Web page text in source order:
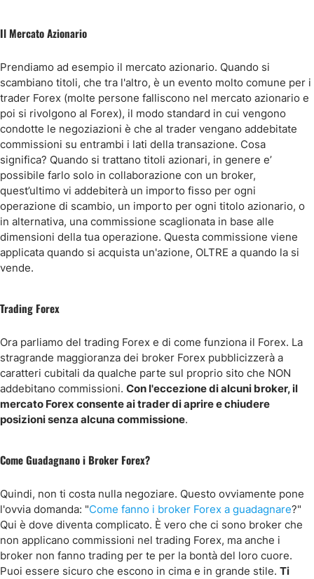
Il Mercato Azionario
Prendiamo ad esempio il mercato azionario. Quando si
scambiano titoli, che tra l'altro, è un evento molto comune per i
trader Forex (molte persone falliscono nel mercato azionario e
poi si rivolgono al Forex), il modo standard in cui vengono
condotte le negoziazioni è che al trader vengano addebitate
commissioni su entrambi i lati della transazione. Cosa
significa? Quando si trattano titoli azionari, in genere e’
possibile farlo solo in collaborazione con un broker,
quest’ultimo vi addebiterà un importo fisso per ogni
operazione di scambio, un importo per ogni titolo azionario, o
in alternativa, una commissione scaglionata in base alle
dimensioni della tua operazione. Questa commissione viene
applicata quando si acquista un'azione, OLTRE a quando la si
vende.
Trading Forex
Ora parliamo del trading Forex e di come funziona il Forex. La
stragrande maggioranza dei broker Forex pubblicizzerà a
caratteri cubitali da qualche parte sul proprio sito che NON
addebitano commissioni. Con l'eccezione di alcuni broker, il
mercato Forex consente ai trader di aprire e chiudere
posizioni senza alcuna commissione.
Come Guadagnano i Broker Forex?
Quindi, non ti costa nulla negoziare. Questo ovviamente pone
l'ovvia domanda: "Come fanno i broker Forex a guadagnare?"
Qui è dove diventa complicato. È vero che ci sono broker che
non applicano commissioni nel trading Forex, ma anche i
broker non fanno trading per te per la bontà del loro cuore.
Puoi essere sicuro che escono in cima e in grande stile. Ti